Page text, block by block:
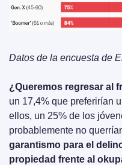
Datos de la encuesta de
¿Queremos regresar al
un 17,4% que preferirían
ellos, un 25% de los
probablemente no
garantismo para el
propiedad frente al